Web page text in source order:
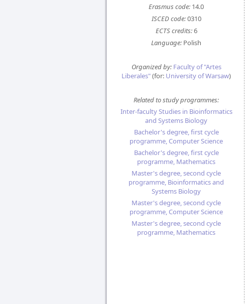
Erasmus code: 14.0
ISCED code:0310
ECTS credits:6
Language: Polish
Organized by: Faculty of "Artes
Liberales"(for: University of Warsaw)
Related to study programmes:
Inter-faculty Studies in Bioinformatics
and Systems Biology
Bachelor's degree, first cycle
programme, Computer Science
Bachelor's degree, first cycle
programme, Mathematics
Master's degree, second cycle
programme, Bioinformatics and
Systems Biology
Master's degree, second cycle
programme, Computer Science
Master's degree, second cycle
programme, Mathematics